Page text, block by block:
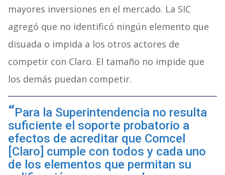
mayores inversiones en el mercado. La SIC
agregó que no identificó ningún elemento que
disuada o impida a los otros actores de
competir con Claro. El tamaño no impide que
los demás puedan competir.
Para la Superintendencia no resulta
suficiente el soporte probatorio a
efectos de acreditar que Comcel
[Claro] cumple con todos y cada uno
de los elementos que permitan su